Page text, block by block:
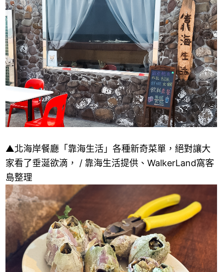
▲北海岸餐廳「靠海生活」各種新奇菜單，絕對讓大
家看了垂涎欲滴， / 靠海生活提供、WalkerLand窩客
島整理